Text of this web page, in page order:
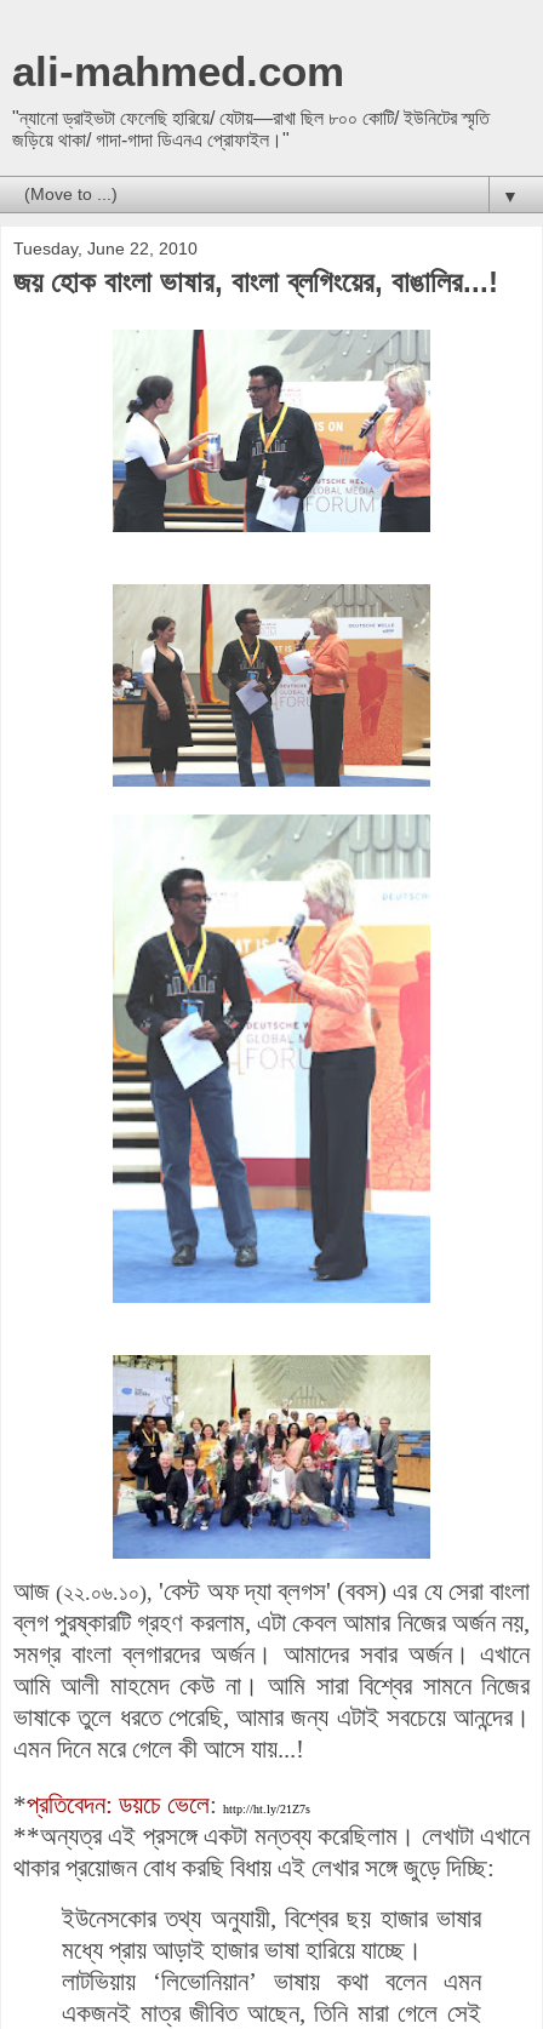
ali-mahmed.com
"ন্যানো ড্রাইভটা ফেলেছি হারিয়ে/ যেটায়—রাখা ছিল ৮০০ কোটি/ ইউনিটের স্মৃতি
জড়িয়ে থাকা/ গাদা-গাদা ডিএনএ প্রোফাইল।"
▼
Tuesday, June 22, 2010
জয় হোক বাংলা ভাষার, বাংলা ব্লগিংয়ের, বাঙালির...!
আজ(২২.০৬.১০), 'বেস্ট অফ দ্যা ব্লগস' (ববস) এর যে সেরা বাংলা
ব্লগ পুরষ্কারটি গ্রহণ করলাম, এটা কেবল আমার নিজের অর্জন নয়,
সমগ্র বাংলা ব্লগারদের অর্জন। আমাদের সবার অর্জন। এখানে
আমি আলী মাহমেদ কেউ না। আমি সারা বিশ্বের সামনে নিজের
ভাষাকে তুলে ধরতে পেরেছি, আমার জন্য এটাই সবচেয়ে আনন্দের।
এমন দিনে মরে গেলে কী আসে যায়...!
*প্রতিবেদন: ডয়চে ভেলে: http://ht.ly/21Z7s
**অন্যত্র এই প্রসঙ্গে একটা মন্তব্য করেছিলাম। লেখাটা এখানে
থাকার প্রয়োজন বোধ করছি বিধায় এই লেখার সঙ্গে জুড়ে দিচ্ছি:
ইউনেসকোর তথ্য অনুযায়ী, বিশ্বের ছয় হাজার ভাষার
মধ্যে প্রায় আড়াই হাজার ভাষা হারিয়ে যাচ্ছে।
লাটভিয়ায় ‘লিভোনিয়ান’ ভাষায় কথা বলেন এমন
একজনই মাত্র জীবিত আছেন, তিনি মারা গেলে সেই